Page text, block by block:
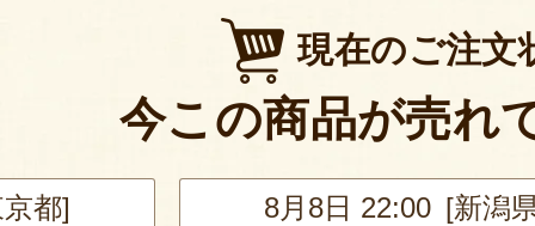
現在のご注文
今この商品が売れ
県] 8月8日 21:53 [新潟